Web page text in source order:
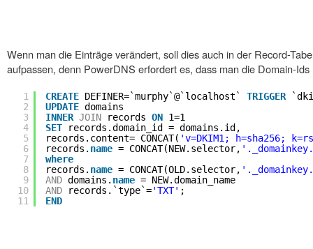
Wenn man die Einträge verändert, soll dies auch in der Record-
aufpassen, denn PowerDNS erfordert es, dass man die Domain-
1
2
3
4
5
6
7
8
9
10
11
CREATE DEFINER=`murphy`@`localhost` TRIGGER
UPDATE domains
INNER JOIN records ON 1=1
SET
records.domain_id = domains.id,
records.content= CONCAT( 'v=DKIM1; h=sha256;
records. name = CONCAT(NEW.selector,
where
records. name = CONCAT(OLD.selector,
AND domains. name = NEW.domain_name
AND
records.`type`='TXT' ;
END